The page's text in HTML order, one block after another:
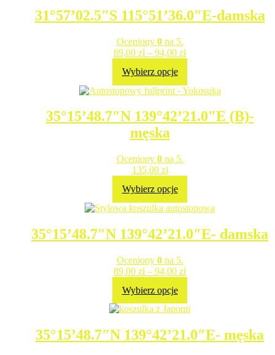
31°57’02.5″S 115°51’36.0″E-damska
Oceniony 0na 5.
89,00 zł– 94,00 zł
Wybierz opcje
35°15’48.7″N 139°42’21.0″E (B)-
męska
Oceniony 0na 5.
135,00 zł
Wybierz opcje
35°15’48.7″N 139°42’21.0″E- damska
Oceniony 0na 5.
89,00 zł– 94,00 zł
Wybierz opcje
35°15’48.7″N 139°42’21.0″E- męska